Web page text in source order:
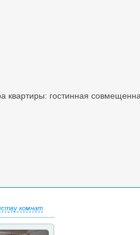
гостинная
комнат